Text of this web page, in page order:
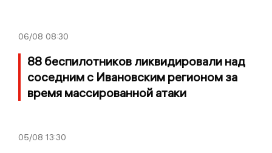
06/08 08:30
88 беспилотников ликвидировали над
соседним с Ивановским регионом за
время массированной атаки
05/08 13:30